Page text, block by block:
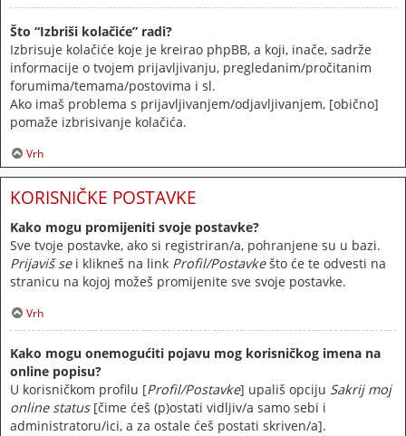
Što “Izbriši kolačiće” radi?
Izbrisuje kolačiće koje je kreirao phpBB, a koji, inače, sadrže
informacije o tvojem prijavljivanju, pregledanim/pročitanim
forumima/temama/postovima i sl.
Ako imaš problema s prijavljivanjem/odjavljivanjem, [obično]
pomaže izbrisivanje kolačića.
Vrh
KORISNIČKE POSTAVKE
Kako mogu promijeniti svoje postavke?
Sve tvoje postavke, ako si registriran/a, pohranjene su u bazi.
Prijaviš sei klikneš na link Profil/Postavkešto će te odvesti na
stranicu na kojoj možeš promijenite sve svoje postavke.
Vrh
Kako mogu onemogućiti pojavu mog korisničkog imena na
online popisu?
U korisničkom profilu [Profil/Postavke] upališ opciju Sakrij moj
online status[čime ćeš (p)ostati vidljiv/a samo sebi i
administratoru/ici, a za ostale ćeš postati skriven/a].